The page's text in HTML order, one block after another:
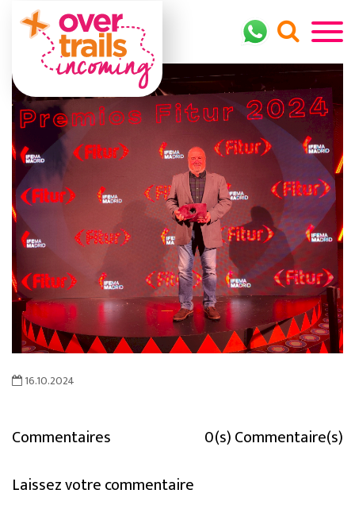
16.10.2024
Commentaires
0(s) Commentaire(s)
Laissez votre commentaire